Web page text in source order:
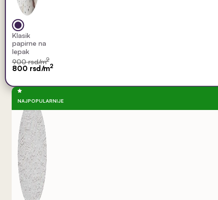
Klasik
papirne na
lepak
900 rsd/m2
800 rsd/m2
NAJPOPULARNIJE